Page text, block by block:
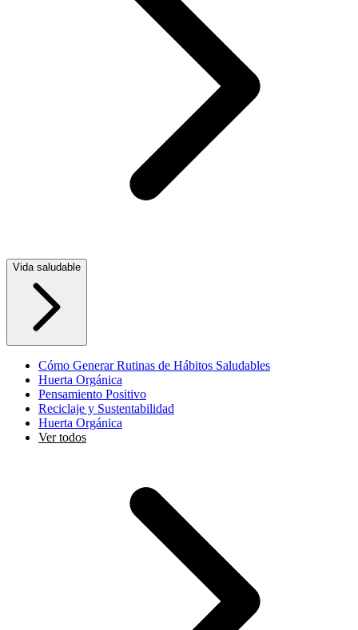
Vida saludable
Cómo Generar Rutinas de Hábitos Saludables
Huerta Orgánica
Pensamiento Positivo
Reciclaje y Sustentabilidad
Huerta Orgánica
Ver todos